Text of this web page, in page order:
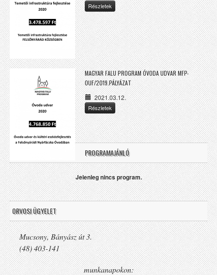
Részletek
MAGYAR FALU PROGRAM ÓVODA UDVAR MFP-
OUF/2019.PÁLYÁZAT
2021.03.12.
Részletek
PROGRAMAJÁNLÓ
Jelenleg nincs program.
ORVOSI ÜGYELET
Mucsony, Bányász út 3.
(48) 403-141
munkanapokon: